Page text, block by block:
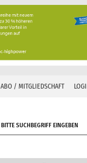
ABO / MITGLIEDSCHAFT